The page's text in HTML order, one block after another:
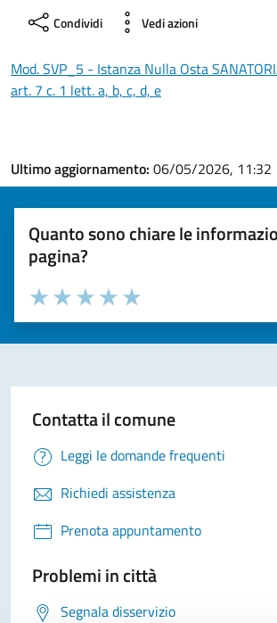
Condividi Vedi azioni
Mod. SVP_5 - Istanza Nulla Osta
art. 7 c. 1 lett. a, b, c, d, e
Ultimo aggiornamento: 06/05/2026, 11:32
Quanto sono chiare le
pagina?
Valuta la chiarezza delle informazioni (da 1 a 5
Seleziona il numero di stelle per
Valuta 5 stelle su 5
Valuta 4 stelle su 5
Valuta 3 stelle su 5
Valuta 2 stelle su 5
Valuta 1 stelle su 5
Contatta il comune
Leggi le domande frequenti
Richiedi assistenza
Prenota appuntamento
Problemi in città
Segnala disservizio